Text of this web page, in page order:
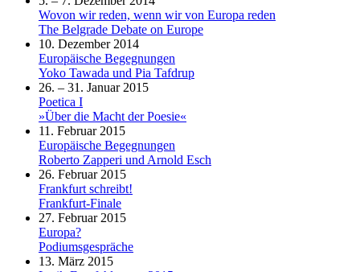
Wovon wir reden, wenn wir von Europa reden
The Belgrade Debate on Europe
10. Dezember 2014
Europäische Begegnungen
Yoko Tawada und Pia Tafdrup
26. – 31. Januar 2015
Poetica I
»Über die Macht der Poesie«
11. Februar 2015
Europäische Begegnungen
Roberto Zapperi und Arnold Esch
26. Februar 2015
Frankfurt schreibt!
Frankfurt-Finale
27. Februar 2015
Europa?
Podiumsgespräche
13. März 2015